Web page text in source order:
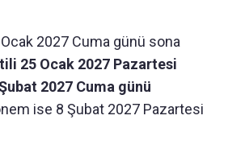
2027 Cuma günü sona
25 Ocak 2027 Pazartesi
2027 Cuma günü
ise 8 Şubat 2027 Pazartesi